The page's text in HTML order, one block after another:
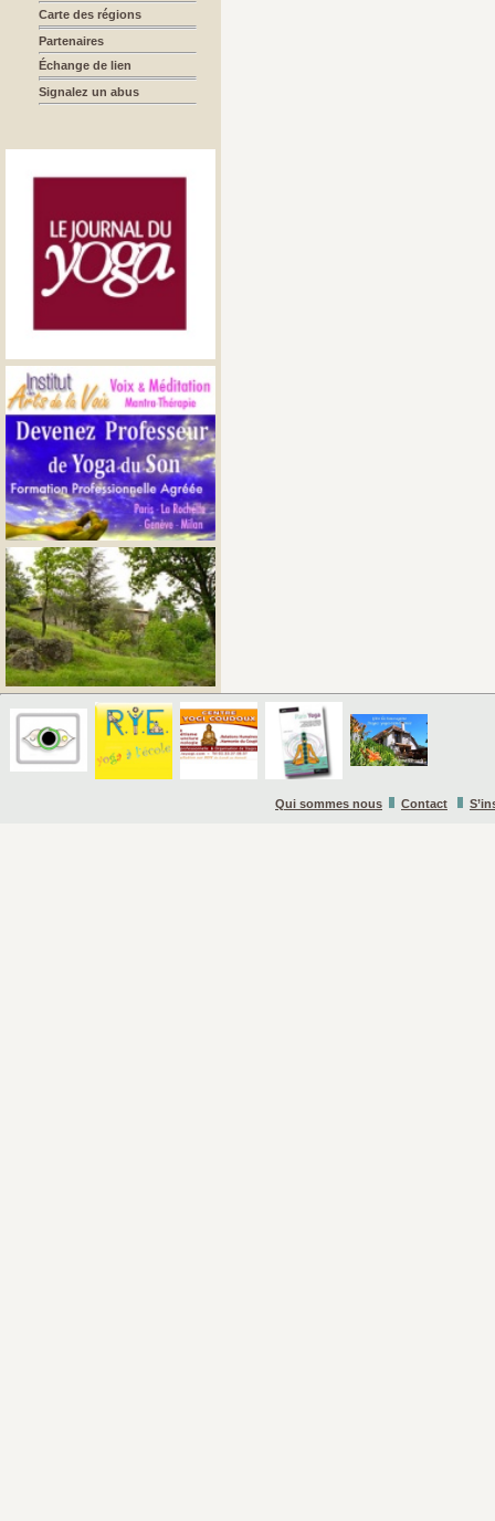
Carte des régions
Partenaires
Échange de lien
Signalez un abus
Qui sommes nous Contact